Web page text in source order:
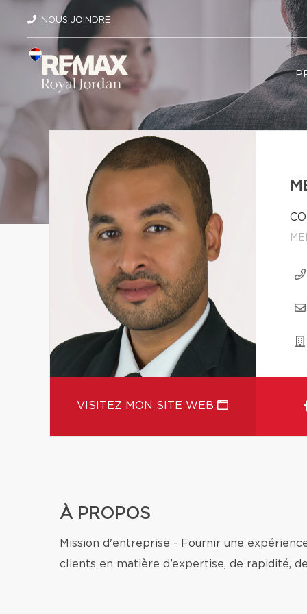
NOUS JOINDRE
VISITEZ MON SITE WEB
À PROPOS
Mission d'entreprise - Fournir une
clients en matière d’expertise, de rapidité,